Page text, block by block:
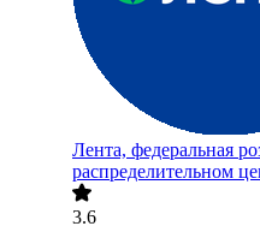
Лента, федеральная
распределительном
3.6